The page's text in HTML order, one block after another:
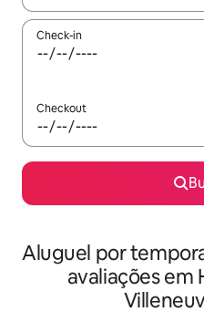
Check-in
Checkout
Aluguel por
avaliações em